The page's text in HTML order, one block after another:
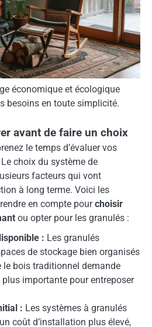
économique et écologique
besoins en toute simplicité.
avant de faire un choix
le temps d’évaluer vos
choix du système de
facteurs qui vont
à long terme. Voici les
en compte pourchoisir
ou opter pour les granulés :
: Les granulés
de stockage bien organisés
le bois traditionnel demande
importante pour entreposer
: Les systèmes à granulés
coût d’installation plus élevé,